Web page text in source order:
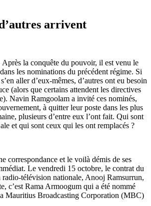
arrivent
Après la conquête du pouvoir, il est venu le
les nominations du précédent régime. Si
aller d’eux-mêmes, d’autres ont eu besoin
(alors que certains attendent les directives
Navin Ramgoolam a invité ces nominés,
à quitter leur poste dans les plus
plusieurs d’entre eux l’ont fait. Qui sont
et qui sont ceux qui les ont remplacés ?
correspondance et le voilà démis de ses
Le vendredi 15 octobre, le contrat du
radio-télévision nationale, Anooj Ramsurrun,
c’est Rama Armoogum qui a été nommé
Mauritius Broadcasting Corporation (MBC)